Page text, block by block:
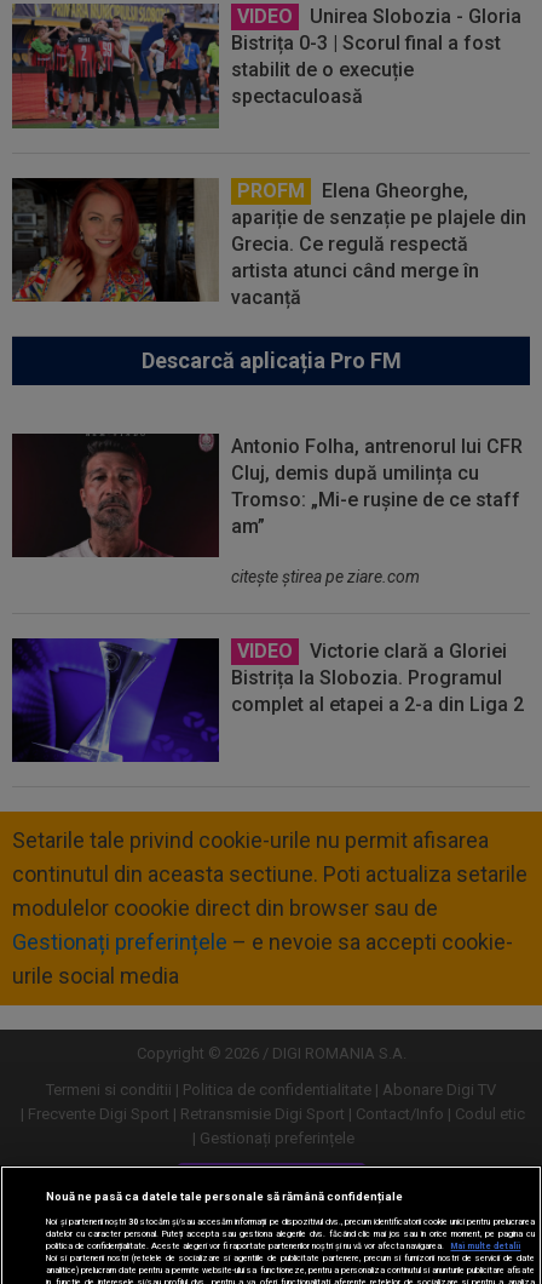
VIDEO
Unirea Slobozia - Gloria
Bistrița 0-3 | Scorul final a fost
stabilit de o execuție
spectaculoasă
PROFM
Elena Gheorghe,
apariție de senzație pe plajele din
Grecia. Ce regulă respectă
artista atunci când merge în
vacanță
Descarcă aplicația Pro FM
Antonio Folha, antrenorul lui CFR
Cluj, demis după umilința cu
Tromso: „Mi-e rușine de ce staff
am”
citeşte ştirea pe ziare.com
VIDEO
Victorie clară a Gloriei
Bistrița la Slobozia. Programul
complet al etapei a 2-a din Liga 2
Setarile tale privind cookie-urile nu permit afisarea
continutul din aceasta sectiune. Poti actualiza setarile
modulelor coookie direct din browser sau de
Gestionați preferințele – e nevoie sa accepti cookie-
urile social media
Copyright © 2026 / DIGI ROMANIA S.A.
Termeni si conditii
Politica de confidentialitate
Abonare Digi TV
Frecvente Digi Sport
Retransmisie Digi Sport Contact/Info
Codul etic
Gestionați preferințele
Versiune desktop
Nouă ne pasă ca datele tale personale să rămână confidențiale
Noi și partenerii noștri30stocăm și/sau accesăm informații pe dispozitivul dvs., precum identificatorii cookie unici pentru prelucrarea
datelor cu caracter personal. Puteți accepta sau gestiona alegerile dvs. făcând clic mai jos sau în orice moment, pe pagina cu
politica de confidențialitate. Aceste alegeri vor fi raportate partenerilor noștri și nu vă vor afecta navigarea.
Mai multe detalii
Noi si partenerii nostri (retelele de socializare si agentiile de publicitate partenere, precum si furnizorii nostri de servicii de date
analitice) prelucram date pentru a permite website-ului sa functioneze, pentru a personaliza continutul si anunturile publicitare afisate